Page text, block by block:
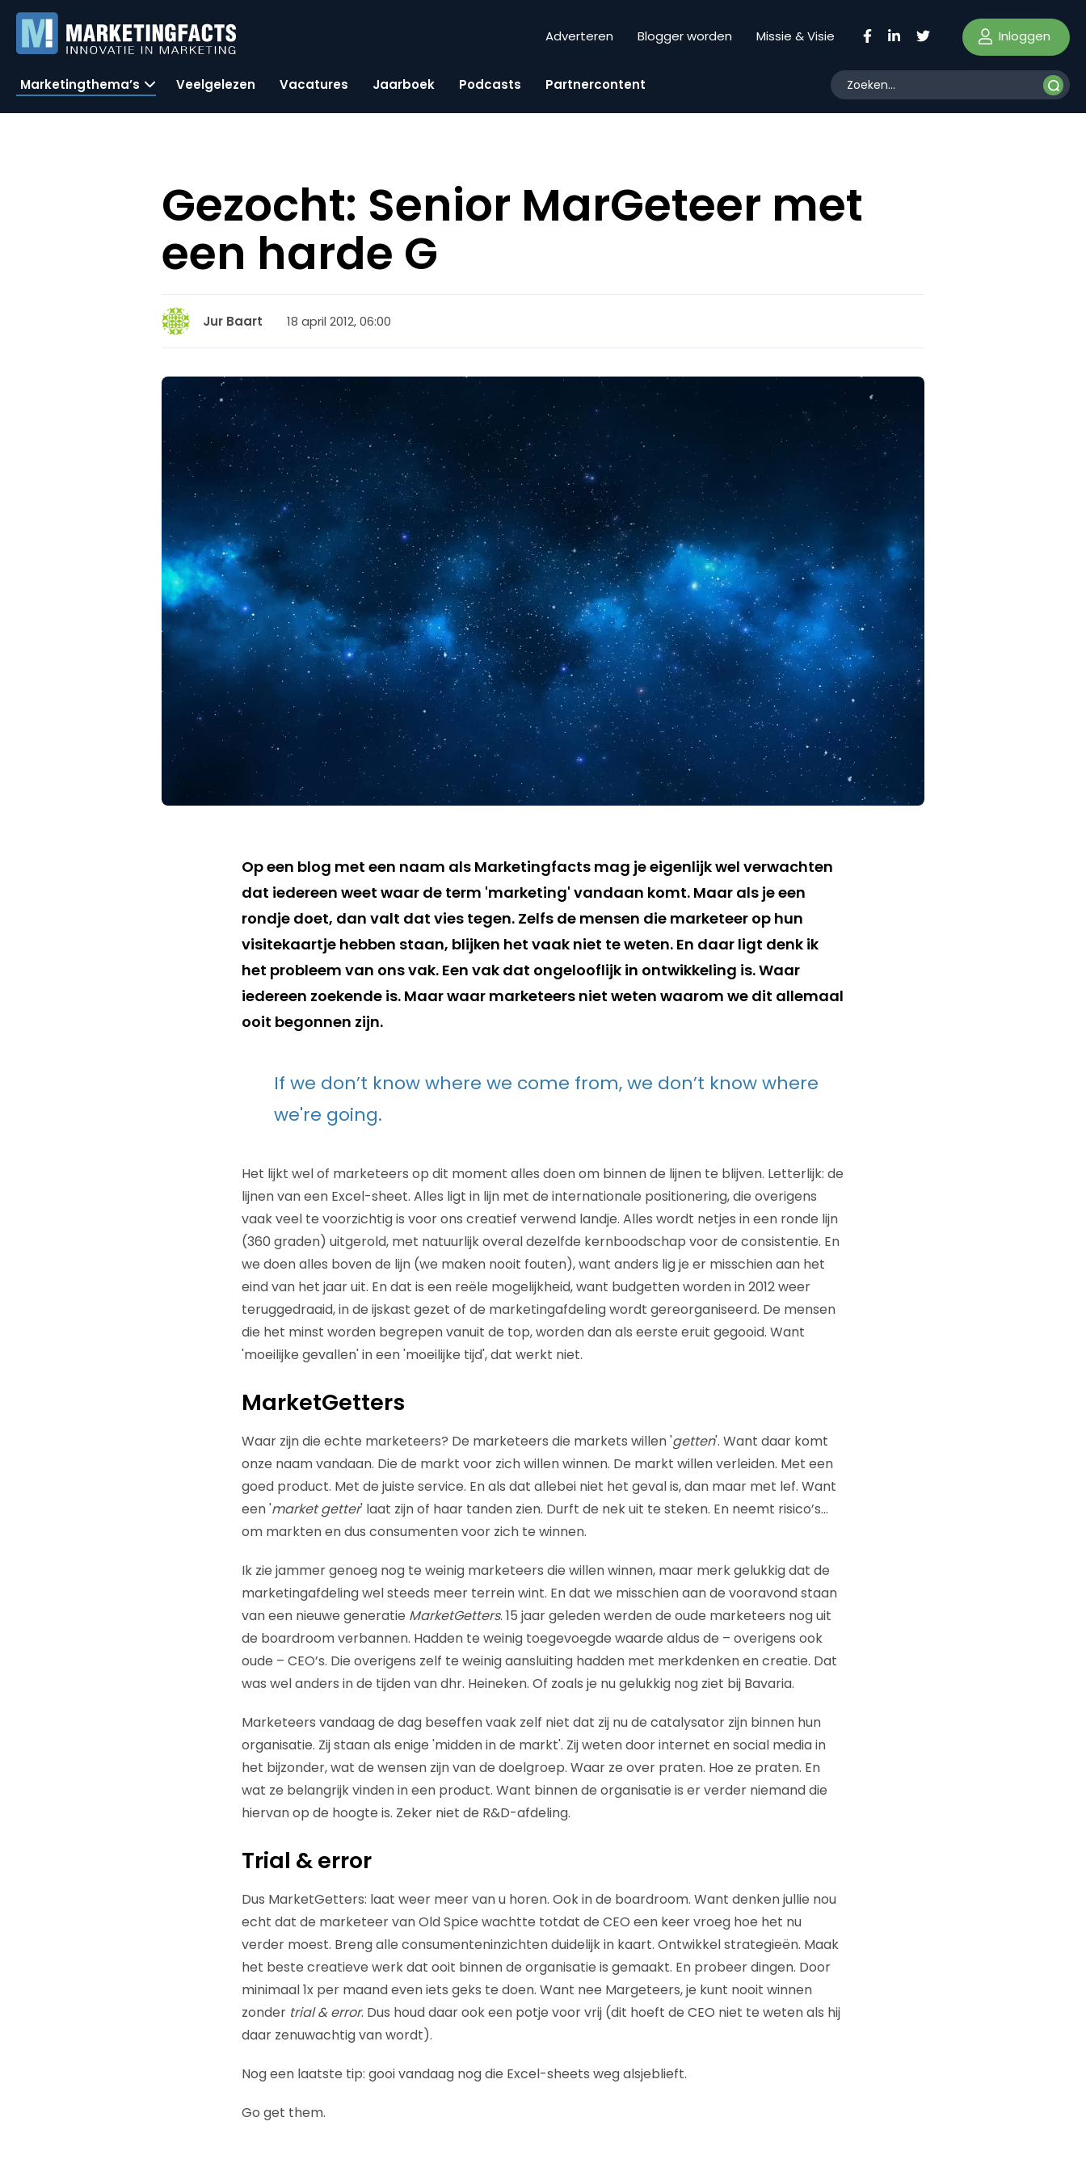
Adverteren Blogger worden Missie & Visie Inloggen
Marketingthema’s Veelgelezen Vacatures Jaarboek Podcasts Partnercontent
Gezocht: Senior MarGeteer met
een harde G
Jur Baart 18 april 2012, 06:00
Op een blog met een naam als Marketingfacts mag je eigenlijk wel verwachten
dat iedereen weet waar de term 'marketing' vandaan komt. Maar als je een
rondje doet, dan valt dat vies tegen. Zelfs de mensen die marketeer op hun
visitekaartje hebben staan, blijken het vaak niet te weten. En daar ligt denk ik
het probleem van ons vak. Een vak dat ongelooflijk in ontwikkeling is. Waar
iedereen zoekende is. Maar waar marketeers niet weten waarom we dit allemaal
ooit begonnen zijn.
If we don’t know where we come from, we don’t know where
we're going.
Het lijkt wel of marketeers op dit moment alles doen om binnen de lijnen te blijven. Letterlijk: de
lijnen van een Excel-sheet. Alles ligt in lijn met de internationale positionering, die overigens
vaak veel te voorzichtig is voor ons creatief verwend landje. Alles wordt netjes in een ronde lijn
(360 graden) uitgerold, met natuurlijk overal dezelfde kernboodschap voor de consistentie. En
we doen alles boven de lijn (we maken nooit fouten), want anders lig je er misschien aan het
eind van het jaar uit. En dat is een reële mogelijkheid, want budgetten worden in 2012 weer
teruggedraaid, in de ijskast gezet of de marketingafdeling wordt gereorganiseerd. De mensen
die het minst worden begrepen vanuit de top, worden dan als eerste eruit gegooid. Want
'moeilijke gevallen' in een 'moeilijke tijd', dat werkt niet.
MarketGetters
Waar zijn die echte marketeers? De marketeers die markets willen 'getten'. Want daar komt
onze naam vandaan. Die de markt voor zich willen winnen. De markt willen verleiden. Met een
goed product. Met de juiste service. En als dat allebei niet het geval is, dan maar met lef. Want
een 'market getter' laat zijn of haar tanden zien. Durft de nek uit te steken. En neemt risico’s…
om markten en dus consumenten voor zich te winnen.
Ik zie jammer genoeg nog te weinig marketeers die willen winnen, maar merk gelukkig dat de
marketingafdeling wel steeds meer terrein wint. En dat we misschien aan de vooravond staan
van een nieuwe generatie MarketGetters. 15 jaar geleden werden de oude marketeers nog uit
de boardroom verbannen. Hadden te weinig toegevoegde waarde aldus de – overigens ook
oude – CEO’s. Die overigens zelf te weinig aansluiting hadden met merkdenken en creatie. Dat
was wel anders in de tijden van dhr. Heineken. Of zoals je nu gelukkig nog ziet bij Bavaria.
Marketeers vandaag de dag beseffen vaak zelf niet dat zij nu de catalysator zijn binnen hun
organisatie. Zij staan als enige 'midden in de markt'. Zij weten door internet en social media in
het bijzonder, wat de wensen zijn van de doelgroep. Waar ze over praten. Hoe ze praten. En
wat ze belangrijk vinden in een product. Want binnen de organisatie is er verder niemand die
hiervan op de hoogte is. Zeker niet de R&D-afdeling.
Trial & error
Dus MarketGetters: laat weer meer van u horen. Ook in de boardroom. Want denken jullie nou
echt dat de marketeer van Old Spice wachtte totdat de CEO een keer vroeg hoe het nu
verder moest. Breng alle consumenteninzichten duidelijk in kaart. Ontwikkel strategieën. Maak
het beste creatieve werk dat ooit binnen de organisatie is gemaakt. En probeer dingen. Door
minimaal 1x per maand even iets geks te doen. Want nee Margeteers, je kunt nooit winnen
zonder trial & error. Dus houd daar ook een potje voor vrij (dit hoeft de CEO niet te weten als hij
daar zenuwachtig van wordt).
Nog een laatste tip: gooi vandaag nog die Excel-sheets weg alsjeblieft.
Go get them.